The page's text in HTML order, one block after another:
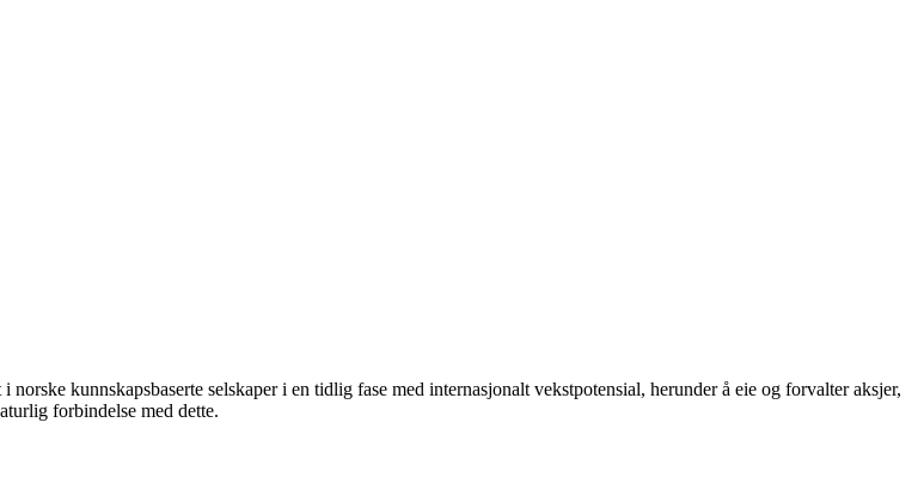
kunnskapsbaserte selskaper i en tidlig fase med internasjonalt vekstpotensial, herunder å eie og forvalter aksjer,
forbindelse med dette.